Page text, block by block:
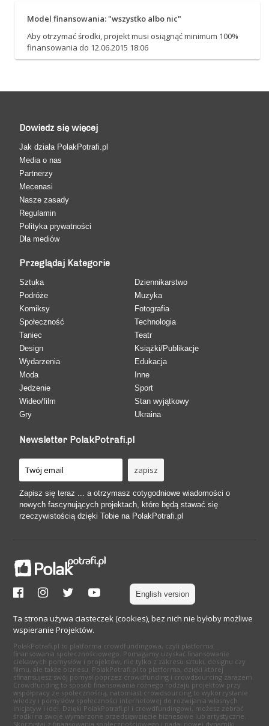
Model finansowania: "wszystko albo nic"
Aby otrzymać środki, projekt musi osiągnąć minimum 100%
finansowania do 12.06.2015 18:06
Dowiedz się więcej
Jak działa PolakPotrafi.pl
Media o nas
Partnerzy
Mecenasi
Nasze zasady
Regulamin
Polityka prywatności
Dla mediów
Przeglądaj Kategorie
Sztuka
Podróże
Komiksy
Społeczność
Taniec
Design
Wydarzenia
Moda
Jedzenie
Wideo/film
Gry
Dziennikarstwo
Muzyka
Fotografia
Technologia
Teatr
Książki/Publikacje
Edukacja
Inne
Sport
Stan wyjątkowy
Ukraina
Newsletter PolakPotrafi.pl
Zapisz się teraz ... a otrzymasz cotygodniowe wiadomości o
nowych fascynujących projektach, które będą stawać się
rzeczywistością dzięki Tobie na PolakPotrafi.pl
English version
Ta strona używa ciasteczek (cookies), bez nich nie byłoby możliwe
wspieranie Projektów.
PolakPotrafi.pl to platforma crowdfundingowa, czyli platforma
finansowania społecznościowego. Pomagamy uzyskać finansowanie
ciekawych pomysłów i projektów, nie tylko z zakresu sztuki, designu czy
filmu, ale także biznesu. PolakPotrafi.pl to platforma, dzięki której
sfinansujesz swój pomysł poprzez crowdfunding i crowdsourcing zarazem.
Crowdfunding to sposób finansowania różnego rodzaju projektów przy
współpracy ze społecznością, natomiast crowdsourcing to wykorzystanie
wiedzy i pomysłów społeczności internetowej do rozwijania własnych
inicjatyw i idei. Dzięki PolakPotrafi.pl i crowdfundingowi, możesz zebrać
środki na swoje wymarzone przedsięwzięcie biznesowe lub artystyczne.
Skorzystaj z finansowania społecznościowego i nadaj nowej dynamiki